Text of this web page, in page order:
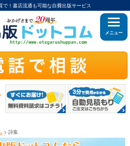
で！書店流通も可能な自費出版サービス
> 詩集
メニュー